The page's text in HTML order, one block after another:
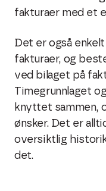
fakturaer med et
Det er også
fakturaer, og
ved bilaget på
Timegrunnlaget
knyttet sammen,
ønsker. Det er
oversiktlig
det.